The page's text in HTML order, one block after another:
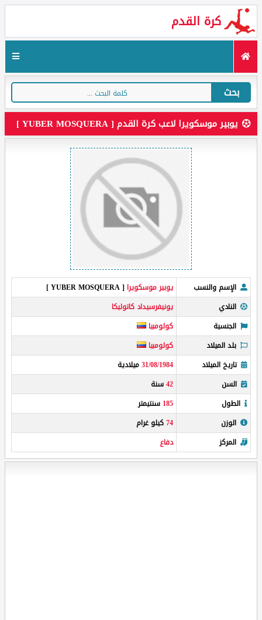
كرة القدم
بحث
يوبير موسكويرا لاعب كرة القدم [ YUBER MOSQUERA ]
الإسم والنسب يوبير موسكويرا[ YUBER MOSQUERA ]
النادي
يونيفرسيداد كاتوليكا
الجنسية
كولومبيا
بلد الميلاد
كولومبيا
تاريخ الميلاد
31/08/1984ميلادية
السن
42سنة
الطول
185 سنتيمتر
الوزن
74كيلو غرام
المركز
دفاع